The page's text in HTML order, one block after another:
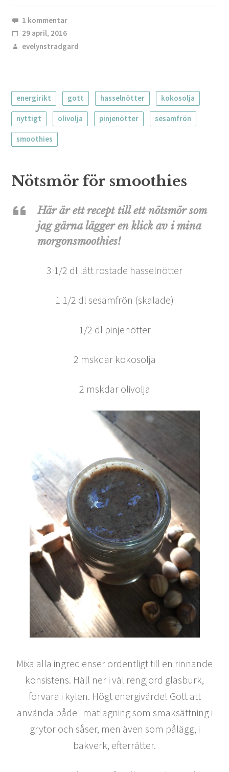
1 kommentar
29 april, 2016
evelynstradgard
energirikt gott hasselnötter kokosolja
nyttigt olivolja pinjenötter sesamfrön
smoothies
Nötsmör för smoothies
Här är ett recept till ett nötsmör som
jag gärna lägger en klick av i mina
morgonsmoothies!
3 1/2 dl lätt rostade hasselnötter
1 1/2 dl sesamfrön (skalade)
1/2 dl pinjenötter
2 mskdar kokosolja
2 mskdar olivolja
Mixa alla ingredienser ordentligt till en rinnande
konsistens. Häll ner i väl rengjord glasburk,
förvara i kylen. Högt energivärde! Gott att
använda både i matlagning som smaksättning i
grytor och såser, men även som pålägg, i
bakverk, efterrätter.